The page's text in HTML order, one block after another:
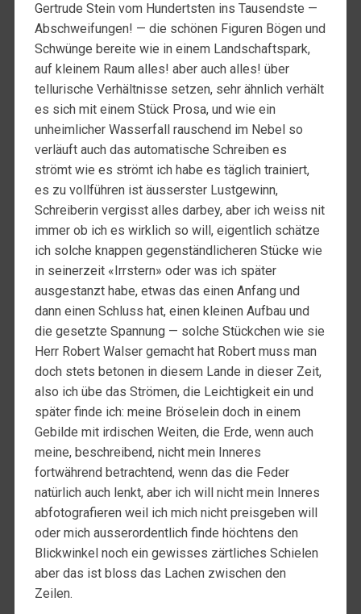
Gertrude Stein vom Hundertsten ins Tausendste —
Abschweifungen! — die schönen Figuren Bögen und
Schwünge bereite wie in einem Landschaftspark,
auf kleinem Raum alles! aber auch alles! über
tellurische Verhältnisse setzen, sehr ähnlich verhält
es sich mit einem Stück Prosa, und wie ein
unheimlicher Wasserfall rauschend im Nebel so
verläuft auch das automatische Schreiben es
strömt wie es strömt ich habe es täglich trainiert,
es zu vollführen ist äusserster Lustgewinn,
Schreiberin vergisst alles darbey, aber ich weiss nit
immer ob ich es wirklich so will, eigentlich schätze
ich solche knappen gegenständlicheren Stücke wie
in seinerzeit «Irrstern» oder was ich später
ausgestanzt habe, etwas das einen Anfang und
dann einen Schluss hat, einen kleinen Aufbau und
die gesetzte Spannung — solche Stückchen wie sie
Herr Robert Walser gemacht hat Robert muss man
doch stets betonen in diesem Lande in dieser Zeit,
also ich übe das Strömen, die Leichtigkeit ein und
später finde ich: meine Bröselein doch in einem
Gebilde mit irdischen Weiten, die Erde, wenn auch
meine, beschreibend, nicht mein Inneres
fortwährend betrachtend, wenn das die Feder
natürlich auch lenkt, aber ich will nicht mein Inneres
abfotografieren weil ich mich nicht preisgeben will
oder mich ausserordentlich finde höchtens den
Blickwinkel noch ein gewisses zärtliches Schielen
aber das ist bloss das Lachen zwischen den
Zeilen.